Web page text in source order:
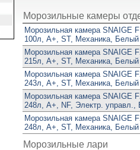
Морозильные камеры
Морозильная камера SNAIGE
100л, A+, ST, Механика, Белый
Морозильная камера SNAIGE
215л, A+, ST, Механика, Белый
Морозильная камера SNAIGE
243л, A+, ST, Механика, Белый
Морозильная камера SNAIGE
248л, A+, NF, Электр. управл.,
Морозильная камера SNAIGE
248л, A+, ST, Механика, Белый
Морозильные лари